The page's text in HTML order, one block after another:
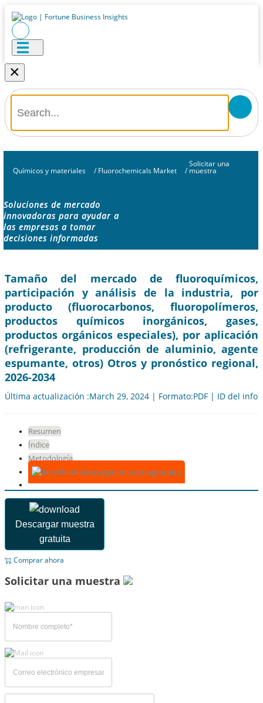
×
Químicos y materiales / Fluorochemicals Market /
Solicitar una
muestra
Soluciones de mercado
innovadoras para ayudar a
las empresas a tomar
decisiones informadas
Tamaño del mercado de fluoroquímicos,
participación y análisis de la industria, por
producto (fluorocarbonos, fluoropolímeros,
productos químicos inorgánicos, gases,
productos orgánicos especiales), por aplicación
(refrigerante, producción de aluminio, agente
espumante, otros) Otros y pronóstico regional,
2026-2034
Última actualización :March 29, 2024 | Formato:PDF | ID del
Resumen
Índice
Metodología
Descargar muestra gratuita
Descargar muestra
gratuita
Comprar ahora
Solicitar una muestra